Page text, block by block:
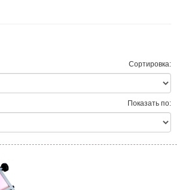
Сортировка:
Показать по: